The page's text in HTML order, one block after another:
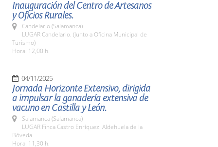
Inauguración del Centro de Artesanos
y Oficios Rurales.
Candelario (Salamanca)
LUGAR Candelario. (Junto a Oficina Municipal de
Turismo)
Hora: 12,00 h.
04/11/2025
Jornada Horizonte Extensivo, dirigida
a impulsar la ganadería extensiva de
vacuno en Castilla y León.
Salamanca (Salamanca)
LUGAR Finca Castro Enríquez. Aldehuela de la
Bóveda
Hora: 11,30 h.